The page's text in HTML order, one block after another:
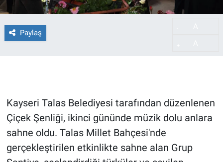
Paylaş
Kayseri Talas Belediyesi tarafından düzenlenen
Çiçek Şenliği, ikinci gününde müzik dolu anlara
sahne oldu. Talas Millet Bahçesi'nde
gerçekleştirilen etkinlikte sahne alan Grup